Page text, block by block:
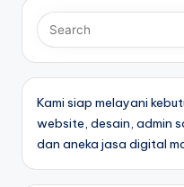
Kami siap melayani
website, desain, admin
dan aneka jasa digital